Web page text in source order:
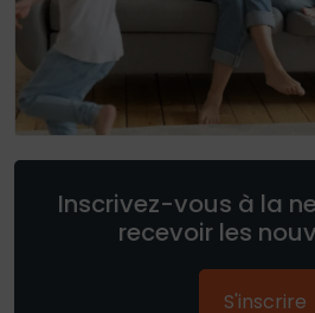
Inscrivez-vous à la
recevoir les
S'inscrire